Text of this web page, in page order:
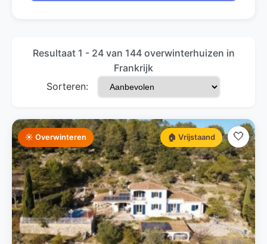
Resultaat 1 - 24 van 144 overwinterhuizen in
Frankrijk
Sorteren:
☀️ Overwinteren 🏠 Vrijstaand 🤍